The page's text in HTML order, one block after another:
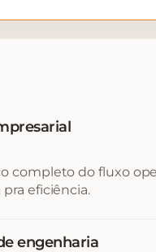
completo do fluxo
eficiência.
engenharia